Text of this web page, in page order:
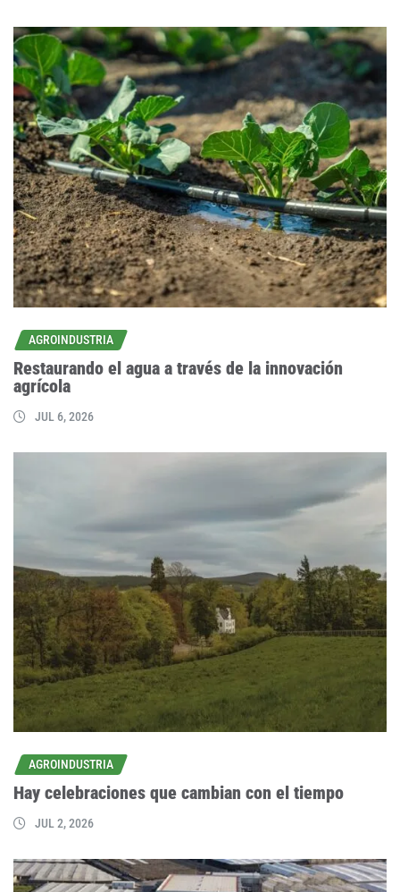
AGROINDUSTRIA
Restaurando el agua a través de la innovación
agrícola
JUL 6, 2026
AGROINDUSTRIA
Hay celebraciones que cambian con el tiempo
JUL 2, 2026